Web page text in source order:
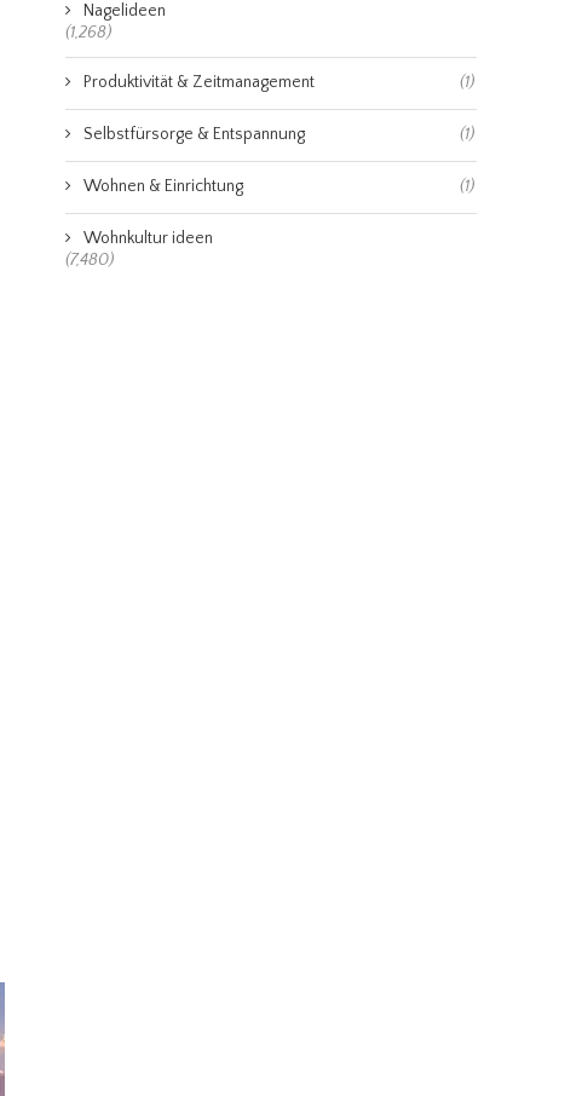
Nagelideen
(1,268)
Produktivität & Zeitmanagement (1)
Selbstfürsorge & Entspannung (1)
Wohnen & Einrichtung (1)
Wohnkultur ideen
(7,480)